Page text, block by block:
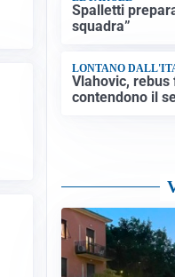
Spalletti
squadra”
LONTANO
Vlahovic,
contendono il